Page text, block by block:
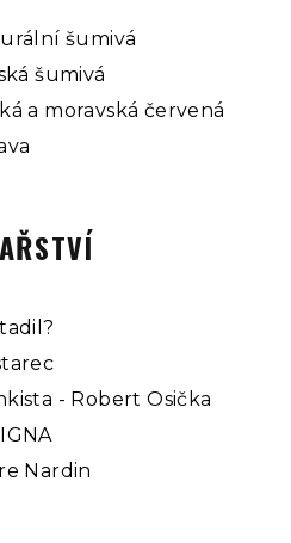
šumivá
šumivá
a moravská červená
- Robert Osička
Nardin